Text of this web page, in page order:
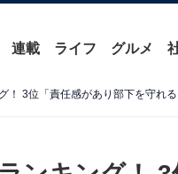
連載 ライフ グルメ